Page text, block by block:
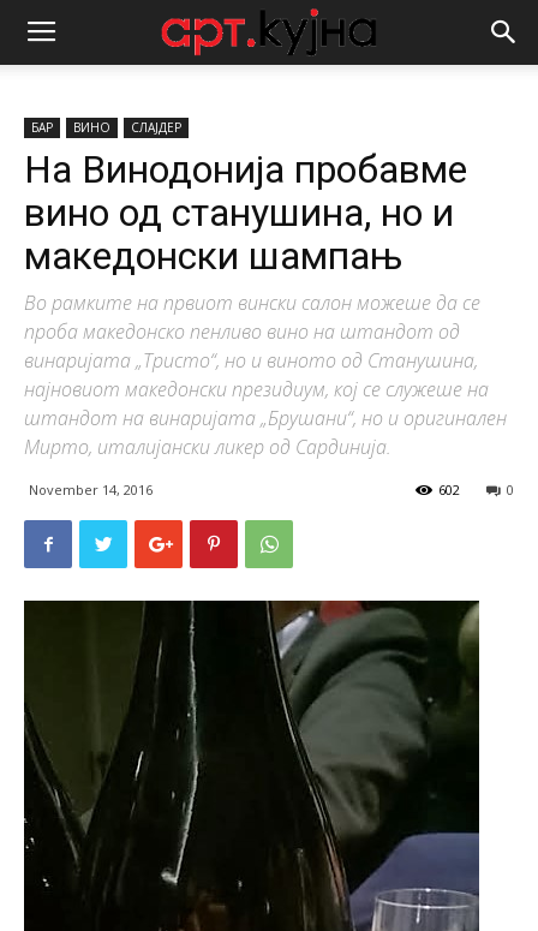
БАР ВИНО СЛАЈДЕР
На Винодонија пробавме
вино од станушина, но и
македонски шампањ
Во рамките на првиот вински салон можеше да се
проба македонско пенливо вино на штандот од
винаријата „Тристо“, но и виното од Станушина,
најновиот македонски президиум, кој се служеше на
штандот на винаријата „Брушани“, но и оригинален
Мирто, италијански ликер од Сардинија.
November 14, 2016 0
602